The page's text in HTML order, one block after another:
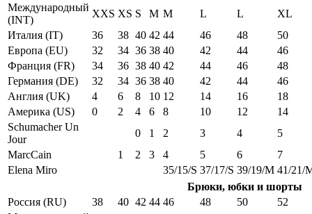
Международный
(INT)
XXS XS S M M L L
XL
Италия (IT)
36 38 40 42 44 46 48
50
Европа (EU)
32 34 36 38 40 42 44
46
Франция (FR)
34 36 38 40 42 44 46
48
Германия (DE)
32 34 36 38 40 42 44
46
Англия (UK)
4 6 8 10 12 14 16
18
Америка (US)
0 2 4 6 8 10 12
14
Schumacher Un
Jour
0 1 2 3 4
5
MarcCain
1 2 3 4 5 6
7
Elena Miro
35/15/S 37/17/S 39/19/M 41/21/
Брюки, юбки и шорты
Россия (RU)
38 40 42 44 46 48 50
52